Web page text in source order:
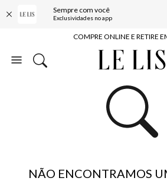
Sempre com você
Exclusividades no app
10% OFF NA PRIMEIRA
COMPRE ONLINE E RETIRE
ENTREGA EXPRESSA*
BAIXE O APP
10% OFF NA PRIMEIRA
NÃO ENCONTRAMOS